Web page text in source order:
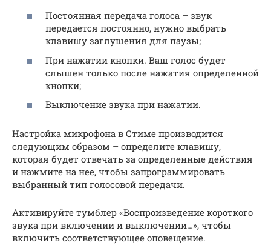
Постоянная передача голоса – звук
передается постоянно, нужно выбрать
клавишу заглушения для паузы;
При нажатии кнопки. Ваш голос будет
слышен только после нажатия определенной
кнопки;
Выключение звука при нажатии.
Настройка микрофона в Стиме производится
следующим образом – определите клавишу,
которая будет отвечать за определенные действия
и нажмите на нее, чтобы запрограммировать
выбранный тип голосовой передачи.
Активируйте тумблер «Воспроизведение короткого
звука при включении и выключении…», чтобы
включить соответствующее оповещение.